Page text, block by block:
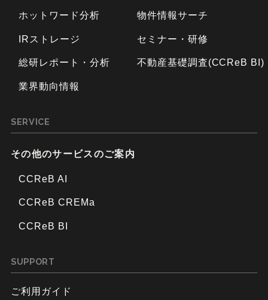
ホットワード分析
IRストレージ
総研レポート・分析
業界動向情報
物件情報サーチ
セミナー・研修
不動産基礎調査(CCReB BI)
SERVICE
その他のサービスのご案内
CCReB AI
CCReB CREMa
CCReB BI
SUPPORT
ご利用ガイド